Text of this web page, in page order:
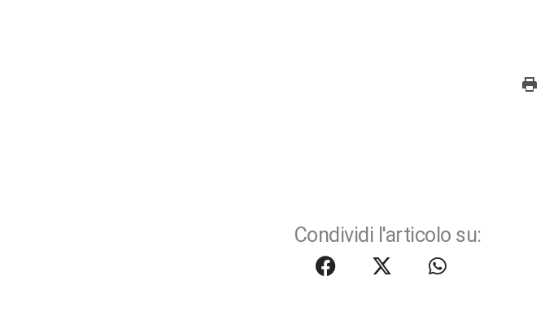
Condividi l'articolo su: